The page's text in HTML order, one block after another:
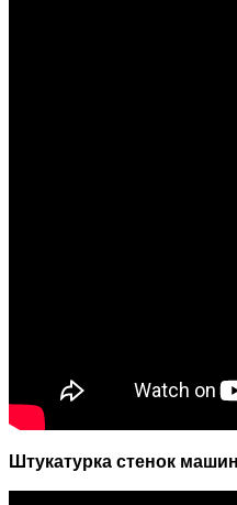
Штукатурка стенок